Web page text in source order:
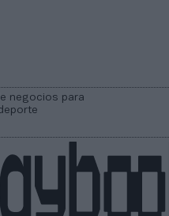
negocios para